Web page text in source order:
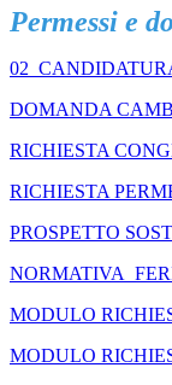
Permessi e
DOMANDA
RICHIESTA
RICHIESTA
PROSPETTO
MODULO
MODULO